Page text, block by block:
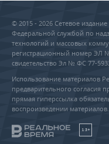
© 2015 - 2026 Сетевое
Федеральной службой по
технологий и массовых
регистрационный номер ЭЛ №
свидетельство Эл № ФС 77-
Использование материалов
предварительного согласия
прямая гиперссылка
воспроизведении материалов.
18+